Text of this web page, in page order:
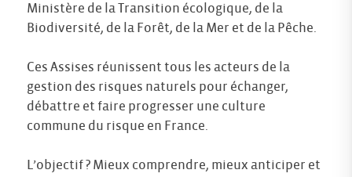
Ministère de la Transition écologique, de la
Biodiversité, de la Forêt, de la Mer et de la Pêche.
Ces Assises réunissent tous les acteurs de la
gestion des risques naturels pour échanger,
débattre et faire progresser une culture
commune du risque en France.
L’objectif ? Mieux comprendre, mieux anticiper et